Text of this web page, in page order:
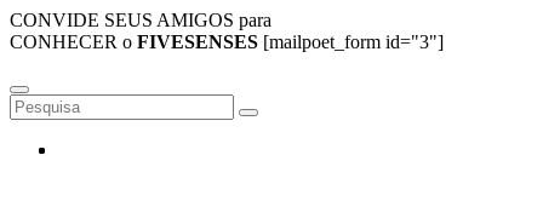
CONVIDE SEUS AMIGOS para
CONHECER o FIVESENSES [mailpoet_form id="3"]